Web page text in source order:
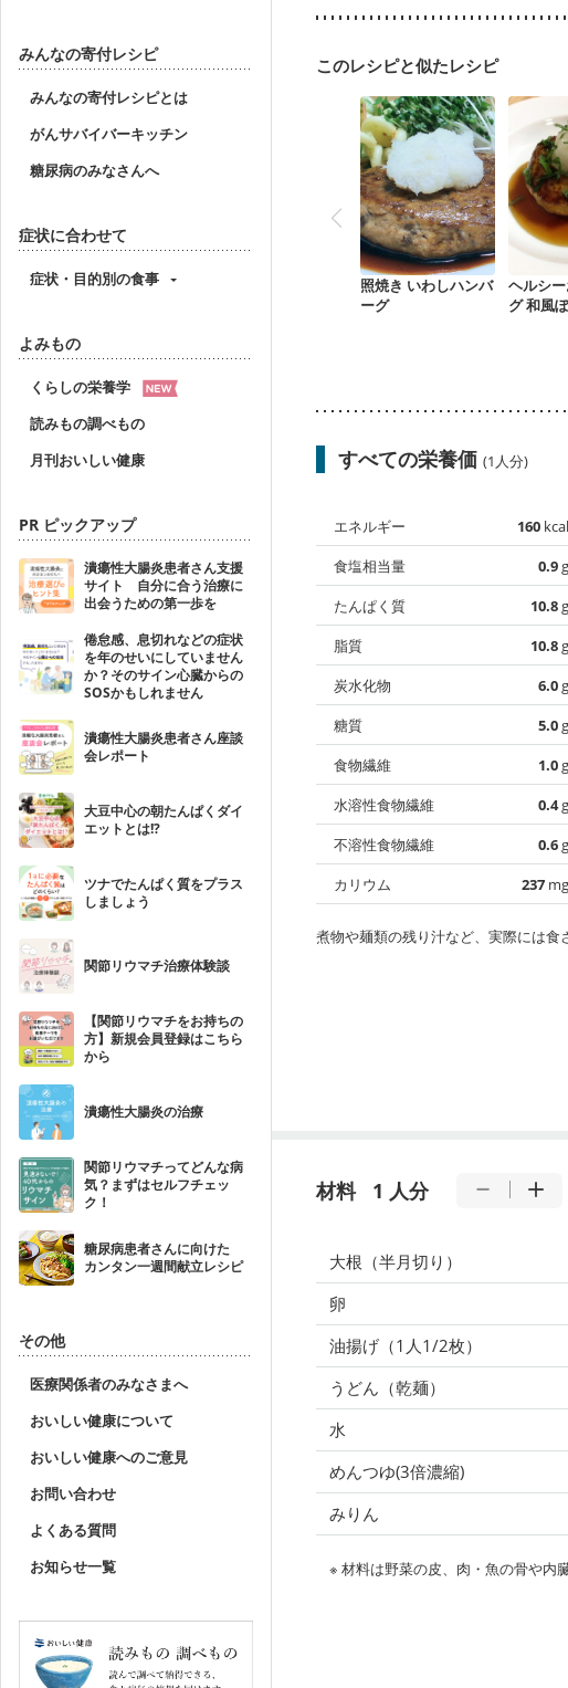
みんなの寄付レシピ
みんなの寄付レシピとは
がんサバイバーキッチン
糖尿病のみなさんへ
症状に合わせて
症状・目的別の食事
よみもの
くらしの栄養学
読みもの調べもの
月刊おいしい健康
PR ピックアップ
潰瘍性大腸炎患者さん支援
サイト 自分に合う治療に
出会うための第一歩を
倦怠感、息切れなどの症状
を年のせいにしていません
か？そのサイン心臓からの
SOSかもしれません
潰瘍性大腸炎患者さん座談
会レポート
大豆中心の朝たんぱくダイ
エットとは!?
ツナでたんぱく質をプラス
しましょう
関節リウマチ治療体験談
【関節リウマチをお持ちの
方】新規会員登録はこちら
から
潰瘍性大腸炎の治療
関節リウマチってどんな病
気？まずはセルフチェッ
ク！
糖尿病患者さんに向けた
カンタン一週間献立レシピ
その他
医療関係者のみなさまへ
おいしい健康について
おいしい健康へのご意見
お問い合わせ
よくある質問
お知らせ一覧
産後（ミルク）
骨折 骨粗しょ
このレシピと似たレシピ
照焼き いわしハンバ
ーグ
ヘルシ
グ 和風
すべての栄養価 (1人分)
エネルギー 160 kcal
食塩相当量
0.9g
たんぱく質
10.8g
脂質
10.8g
炭水化物
6.0g
糖質
5.0g
食物繊維
1.0g
水溶性食物繊維
0.4g
不溶性食物繊維
0.6g
カリウム
237 mg
煮物や麺類の残り汁など、実際には食
材料 1 人分
大根（半月切り）
卵
油揚げ（1人1/2枚）
うどん（乾麺）
水
めんつゆ(3倍濃縮)
みりん
※ 材料は野菜の皮、肉・魚の骨や内